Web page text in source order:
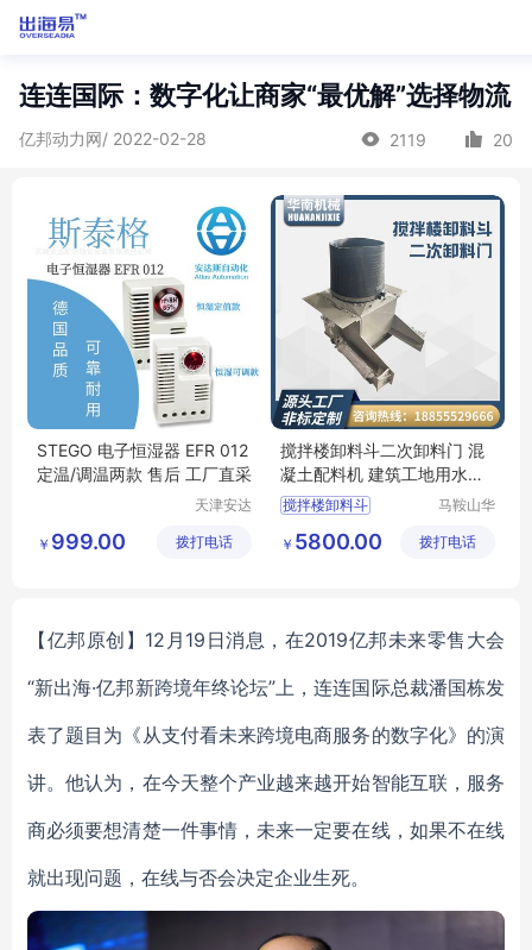
连连国际：数字化让商家“最优解”选择物流
亿邦动力网/ 2022-02-28 2119 20
STEGO 电子恒湿器 EFR 012
定温/调温两款 售后 工厂直采
天津安达
设备有限
￥ 999.00 拨打电话
搅拌楼卸料斗二次卸料门 混
凝土配料机 建筑工地用水泥
搅拌设备
搅拌楼卸料斗
二次卸料门报价
马鞍山华
技有限公
￥ 5800.00 拨打电话
【亿邦原创】12月19日消息，在2019亿邦未来零售大会
“新出海·亿邦新跨境年终论坛”上，连连国际总裁潘国栋发
表了题目为《从支付看未来跨境电商服务的数字化》的演
讲。他认为，在今天整个产业越来越开始智能互联，服务
商必须要想清楚一件事情，未来一定要在线，如果不在线
就出现问题，在线与否会决定企业生死。